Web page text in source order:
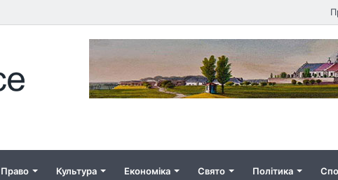
Право Культура Економіка Свято Політика